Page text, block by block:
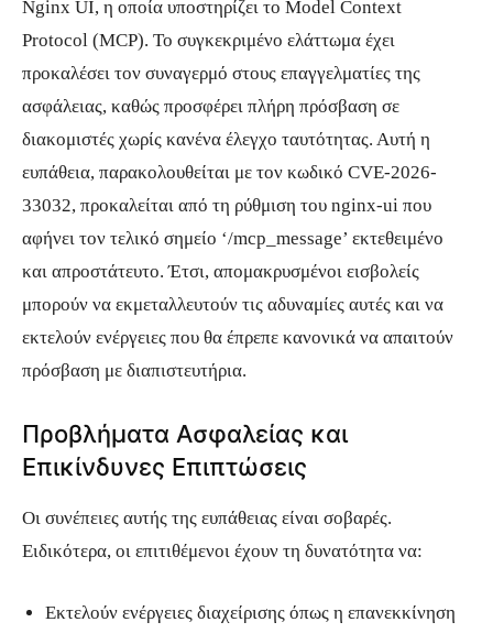
Nginx UI, η οποία υποστηρίζει το Model Context
Protocol (MCP). Το συγκεκριμένο ελάττωμα έχει
προκαλέσει τον συναγερμό στους επαγγελματίες της
ασφάλειας, καθώς προσφέρει πλήρη πρόσβαση σε
διακομιστές χωρίς κανένα έλεγχο ταυτότητας. Αυτή η
ευπάθεια, παρακολουθείται με τον κωδικό CVE-2026-
33032, προκαλείται από τη ρύθμιση του nginx-ui που
αφήνει τον τελικό σημείο ‘/mcp_message’ εκτεθειμένο
και απροστάτευτο. Έτσι, απομακρυσμένοι εισβολείς
μπορούν να εκμεταλλευτούν τις αδυναμίες αυτές και να
εκτελούν ενέργειες που θα έπρεπε κανονικά να απαιτούν
πρόσβαση με διαπιστευτήρια.
Προβλήματα Ασφαλείας και
Επικίνδυνες Επιπτώσεις
Οι συνέπειες αυτής της ευπάθειας είναι σοβαρές.
Ειδικότερα, οι επιτιθέμενοι έχουν τη δυνατότητα να:
Εκτελούν ενέργειες διαχείρισης όπως η επανεκκίνηση